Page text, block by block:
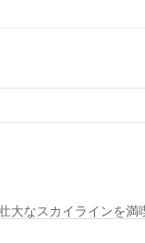
大なスカイラインを満